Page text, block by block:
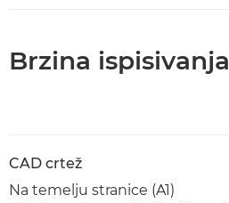
Brzina ispisivanja
CAD crtež
Na temelju stranice (A1)